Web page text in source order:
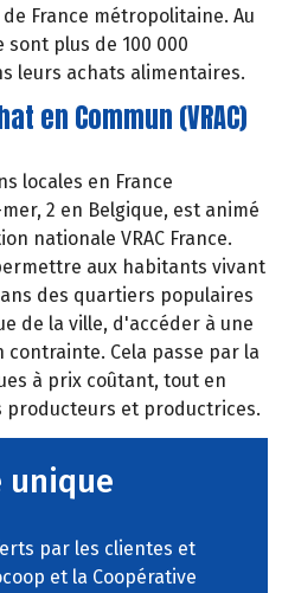
France métropolitaine. Au
plus de 100 000
leurs achats alimentaires.
en Commun (VRAC)
locales en France
2 en Belgique, est animé
nationale VRAC France.
aux habitants vivant
des quartiers populaires
de la ville, d'accéder à une
contrainte. Cela passe par la
à prix coûtant, tout en
producteurs et productrices.
unique
par les clientes et
et la Coopérative